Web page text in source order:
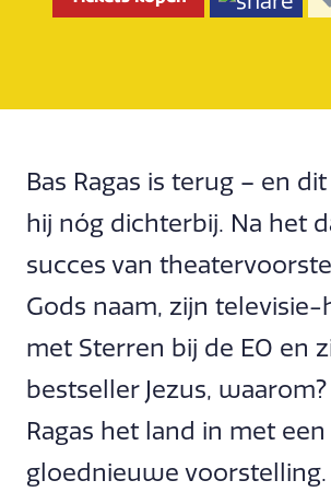
Bas Ragas is terug – en
hij nóg dichterbij. Na het
succes van
Gods naam, zijn televisie-
met Sterren bij de EO en
bestseller Jezus,
Ragas het land in met een
gloednieuwe